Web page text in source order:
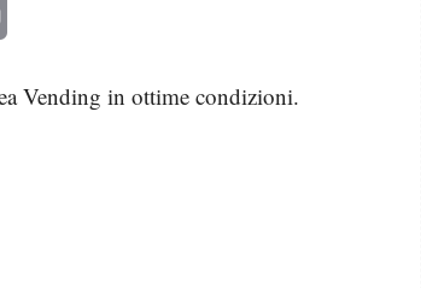
Vending in ottime condizioni.